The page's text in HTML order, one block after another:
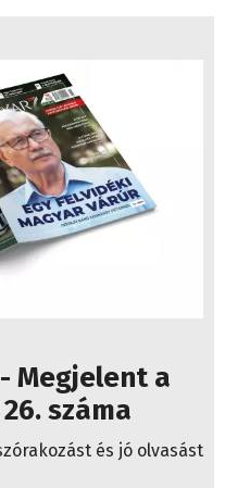
Megjelent a
száma
és jó olvasást